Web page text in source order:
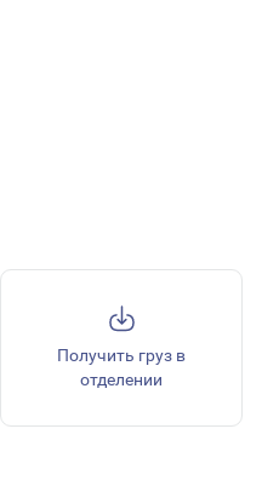
Получить груз в
отделении